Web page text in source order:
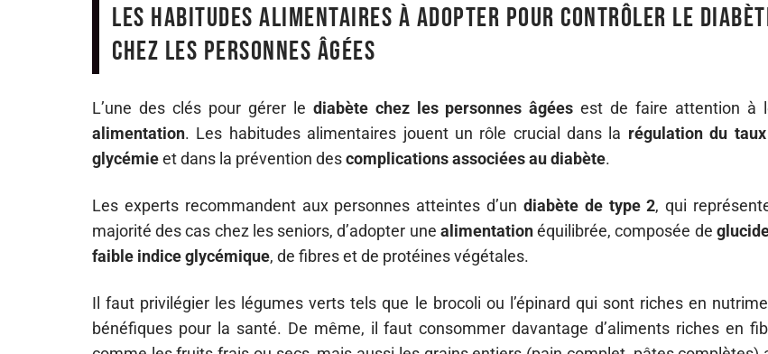
Les habitudes alimentaires à adopter pour contrôler le
chez les personnes âgées
L’une des clés pour gérer le diabète chez les personnes âgées est de faire attention à
alimentation. Les habitudes alimentaires jouent un rôle crucial dans la régulation du
glycémieet dans la prévention descomplications associées au diabète.
Les experts recommandent aux personnes atteintes d’un diabète de type 2, qui
majorité des cas chez les seniors, d’adopter une alimentationéquilibrée, composée de
faible indice glycémique, de fibres et de protéines végétales.
Il faut privilégier les légumes verts tels que le brocoli ou l’épinard qui sont riches en
bénéfiques pour la santé. De même, il faut consommer davantage d’aliments riches en